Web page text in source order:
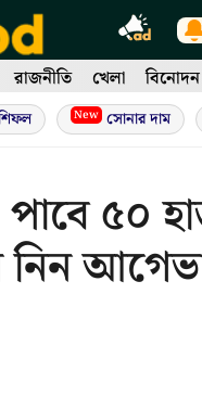
রাজনীতি খেলা বিনোদন
New সোনার দাম
৫০